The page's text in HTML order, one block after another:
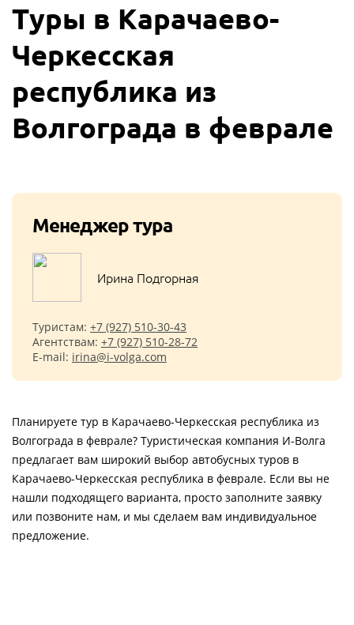
Туры в Карачаево-
Черкесская
республика из
Волгограда в феврале
Менеджер тура
Ирина Подгорная
Туристам: +7 (927) 510-30-43
Агентствам: +7 (927) 510-28-72
E-mail: irina@i-volga.com
Планируете тур в Карачаево-Черкесская республика из
Волгограда в феврале? Туристическая компания И-Волга
предлагает вам широкий выбор автобусных туров в
Карачаево-Черкесская республика в феврале. Если вы не
нашли подходящего варианта, просто заполните заявку
или позвоните нам, и мы сделаем вам индивидуальное
предложение.